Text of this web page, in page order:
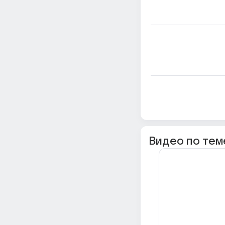
Видео по